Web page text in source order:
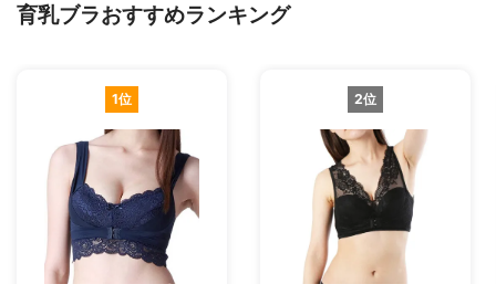
育乳ブラおすすめランキング
1位 2位